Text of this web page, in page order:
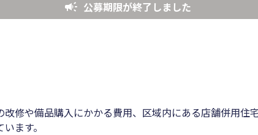
公募期限が終了しました
修や備品購入にかかる費用、区域内にある店舗併用
ます。